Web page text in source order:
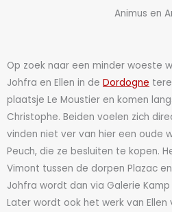
Animus en
Op zoek naar een minder woeste
Johfra en Ellen in de Dordogne
plaatsje Le Moustier en komen
Christophe. Beiden voelen zich
vinden niet ver van hier een oude
Peuch, die ze besluiten te kopen.
Vimont tussen de dorpen Plazac
Johfra wordt dan via Galerie
Later wordt ook het werk van